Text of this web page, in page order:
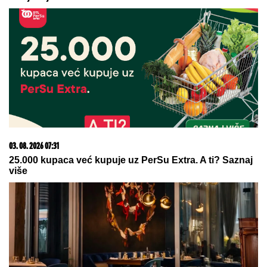
HAOS U EMISIJI!
Gledateljka se
GUŠILA U SUZAMA zbog Maje
Marinković, jecala na sav glas:
"Mnogo mi je teško"
(VIDEO) KRAH LJUBAVI JOŠ
javno: Ništa od preseljenja, pukla